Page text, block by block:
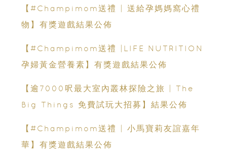
【#Champimom送禮 | 送給孕媽媽窩心禮
物】有獎遊戲結果公佈
【#Champimom送禮 |LIFE NUTRITION
孕婦黃金營養素】有獎遊戲結果公佈
【逾7000呎最大室內叢林探險之旅 | The
Big Things 免費試玩大招募】結果公佈
【#Champimom送禮 | 小馬寶莉友誼嘉年
華】有獎遊戲結果公佈